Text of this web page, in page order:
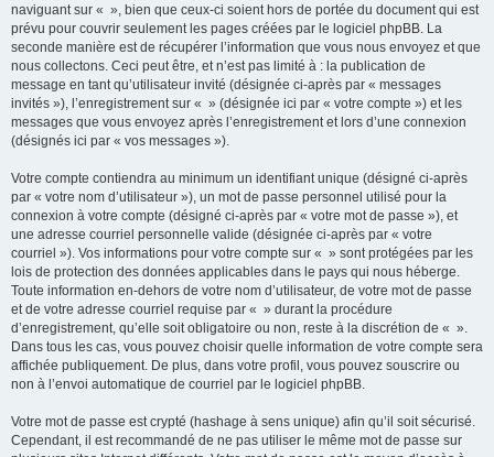
naviguant sur « », bien que ceux-ci soient hors de portée du document qui est
prévu pour couvrir seulement les pages créées par le logiciel phpBB. La
seconde manière est de récupérer l’information que vous nous envoyez et que
nous collectons. Ceci peut être, et n’est pas limité à : la publication de
message en tant qu’utilisateur invité (désignée ci-après par « messages
invités »), l’enregistrement sur « » (désignée ici par « votre compte ») et les
messages que vous envoyez après l’enregistrement et lors d’une connexion
(désignés ici par « vos messages »).
Votre compte contiendra au minimum un identifiant unique (désigné ci-après
par « votre nom d’utilisateur »), un mot de passe personnel utilisé pour la
connexion à votre compte (désigné ci-après par « votre mot de passe »), et
une adresse courriel personnelle valide (désignée ci-après par « votre
courriel »). Vos informations pour votre compte sur « » sont protégées par les
lois de protection des données applicables dans le pays qui nous héberge.
Toute information en-dehors de votre nom d’utilisateur, de votre mot de passe
et de votre adresse courriel requise par « » durant la procédure
d’enregistrement, qu’elle soit obligatoire ou non, reste à la discrétion de « ».
Dans tous les cas, vous pouvez choisir quelle information de votre compte sera
affichée publiquement. De plus, dans votre profil, vous pouvez souscrire ou
non à l’envoi automatique de courriel par le logiciel phpBB.
Votre mot de passe est crypté (hashage à sens unique) afin qu’il soit sécurisé.
Cependant, il est recommandé de ne pas utiliser le même mot de passe sur